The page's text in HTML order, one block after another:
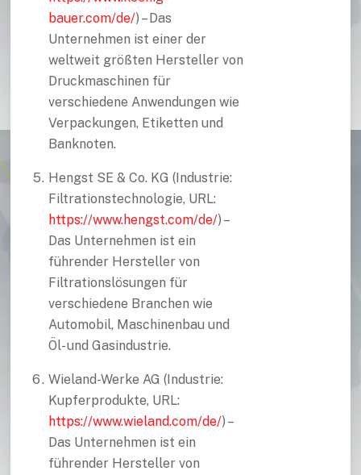
bauer.com/de/) – Das
Unternehmen ist einer der
weltweit größten Hersteller von
Druckmaschinen für
verschiedene Anwendungen wie
Verpackungen, Etiketten und
Banknoten.
Hengst SE & Co. KG (Industrie:
Filtrationstechnologie, URL:
https://www.hengst.com/de/) –
Das Unternehmen ist ein
führender Hersteller von
Filtrationslösungen für
verschiedene Branchen wie
Automobil, Maschinenbau und
Öl- und Gasindustrie.
Wieland-Werke AG (Industrie:
Kupferprodukte, URL:
https://www.wieland.com/de/) –
Das Unternehmen ist ein
führender Hersteller von